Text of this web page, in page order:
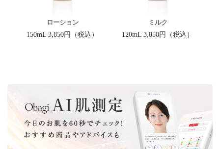
ローション
150mL 3,850円（税込）
ミルク
120mL 3,850円（税込）